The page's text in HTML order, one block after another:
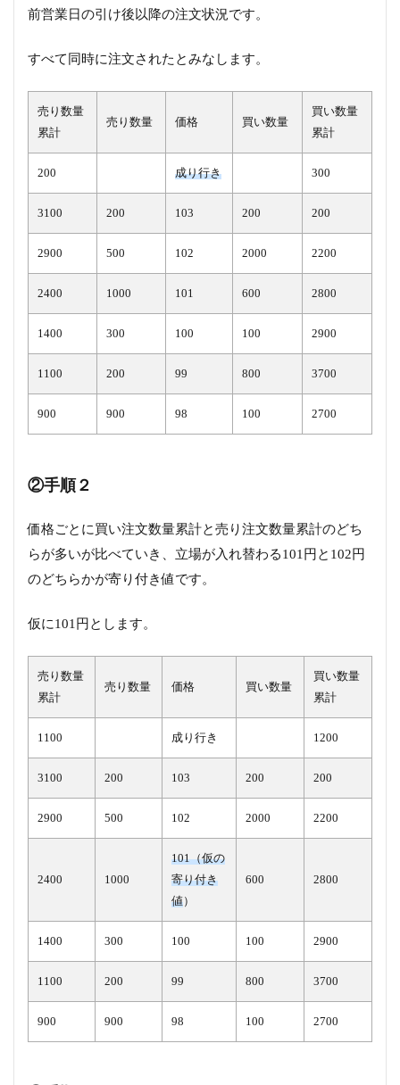
前営業日の引け後以降の注文状況です。
すべて同時に注文されたとみなします。
売り数量
累計
売り数量 価格 買い数量
買い数量
累計
200 成り行き 300
3100 200 103 200 200
2900 500 102 2000 2200
2400 1000 101 600 2800
1400 300 100 100 2900
1100 200 99 800 3700
900 900 98 100 2700
②手順２
価格ごとに買い注文数量累計と売り注文数量累計のどち
らが多いが比べていき、立場が入れ替わる101円と102円
のどちらかが寄り付き値です。
仮に101円とします。
売り数量
累計
売り数量 価格 買い数量
買い数量
累計
1100 成り行き 1200
3100 200 103 200 200
2900 500 102 2000 2200
2400 1000
101（仮の
寄り付き
値）
600 2800
1400 300 100 100 2900
1100 200 99 800 3700
900 900 98 100 2700